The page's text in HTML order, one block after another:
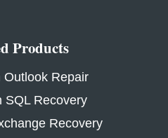
Products
Outlook Repair
SQL Recovery
Recovery